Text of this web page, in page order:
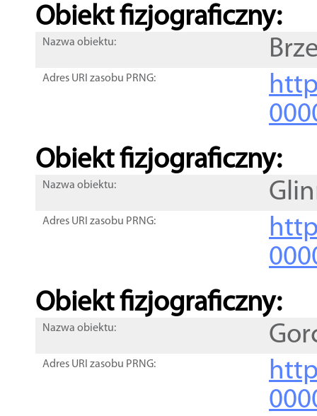
Obiekt fizjograficzny:
Nazwa obiektu:
Adres URI zasobu PRNG:
Obiekt fizjograficzny:
Nazwa obiektu:
Adres URI zasobu PRNG:
Obiekt fizjograficzny:
Nazwa obiektu:
Adres URI zasobu PRNG: